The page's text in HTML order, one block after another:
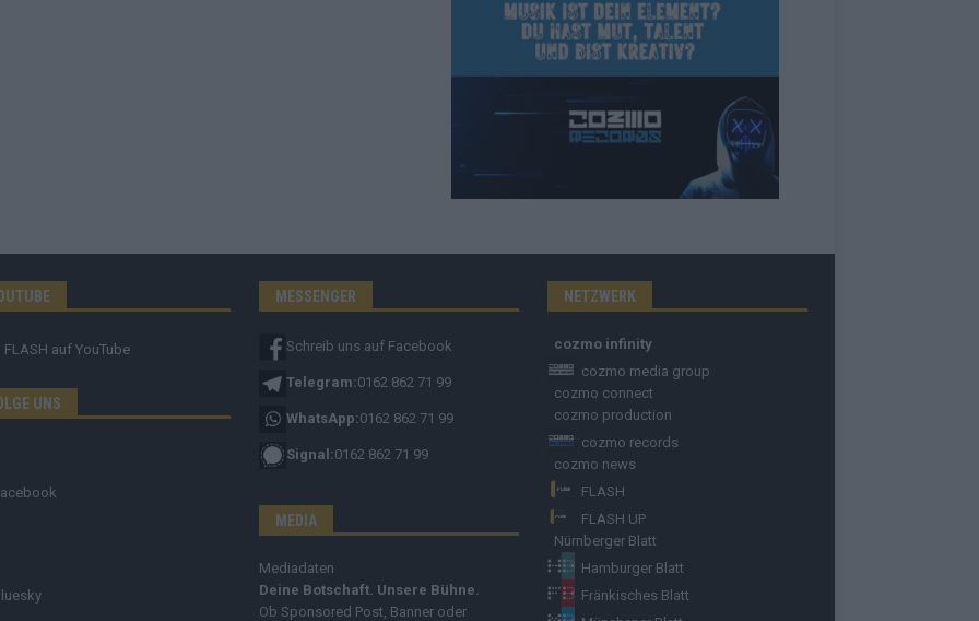
FLASH auf YouTube
UNS
MESSENGER
Schreib uns auf Facebook
Telegram:0162 862 71 99
WhatsApp:0162 862 71 99
Signal:0162 862 71 99
MEDIA
Mediadaten
Deine Botschaft. Unsere Bühne.
Ob Sponsored Post, Banner oder
NETZWERK
cozmo infinity
cozmo media group
cozmo connect
cozmo production
cozmo records
cozmo news
FLASH
FLASH UP
Nürnberger Blatt
Hamburger Blatt
Fränkisches Blatt